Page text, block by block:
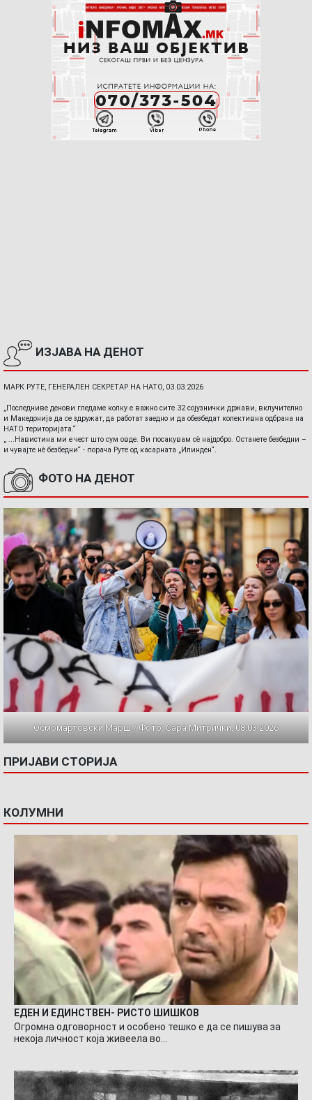
ИЗЈАВА НА ДЕНОТ
МАРК РУТЕ, ГЕНЕРАЛЕН СЕКРЕТАР НА НАТО, 03.03.2026
„Последниве денови гледаме колку е важно сите 32 сојузнички држави, вклучително
и Македонија да се здружат, да работат заедно и да обезбедат колективна одбрана на
НАТО територијата.“
„ ...Навистина ми е чест што сум овде. Ви посакувам сè најдобро. Останете безбедни –
и чувајте нè безбедни“ - порача Руте од касарната „Илинден“.
ФОТО НА ДЕНОТ
Осмомартовски Марш / Фото: Сара Митрички, 08.03.2026
ПРИЈАВИ СТОРИЈА
КОЛУМНИ
ЕДЕН И ЕДИНСТВЕН- РИСТО ШИШКОВ
Огромна одговорност и особено тешко е да се пишува за
некоја личност која живеела во…